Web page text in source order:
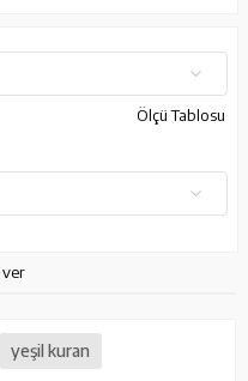
Ölçü Tablosu
ver
yeşil kuran